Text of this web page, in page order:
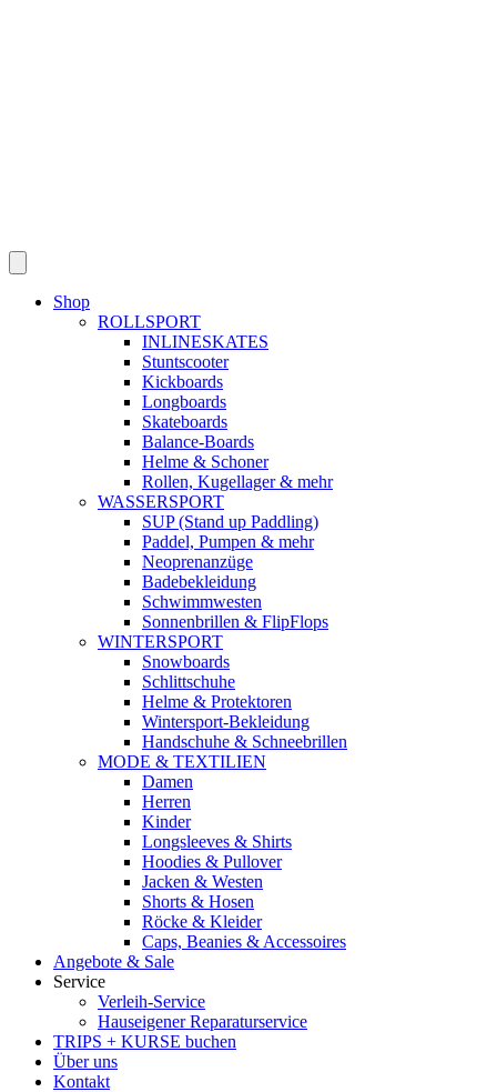
Shop
ROLLSPORT
INLINESKATES
Stuntscooter
Kickboards
Longboards
Skateboards
Balance-Boards
Helme & Schoner
Rollen, Kugellager & mehr
WASSERSPORT
SUP (Stand up Paddling)
Paddel, Pumpen & mehr
Neoprenanzüge
Badebekleidung
Schwimmwesten
Sonnenbrillen & FlipFlops
WINTERSPORT
Snowboards
Schlittschuhe
Helme & Protektoren
Wintersport-Bekleidung
Handschuhe & Schneebrillen
MODE & TEXTILIEN
Damen
Herren
Kinder
Longsleeves & Shirts
Hoodies & Pullover
Jacken & Westen
Shorts & Hosen
Röcke & Kleider
Caps, Beanies & Accessoires
Angebote & Sale
Service
Verleih-Service
Hauseigener Reparaturservice
TRIPS + KURSE buchen
Über uns
Kontakt